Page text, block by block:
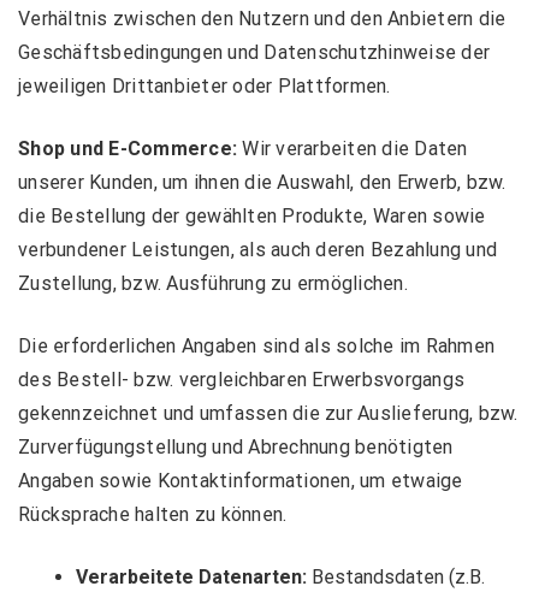
Verhältnis zwischen den Nutzern und den Anbietern die
Geschäftsbedingungen und Datenschutzhinweise der
jeweiligen Drittanbieter oder Plattformen.
Shop und E-Commerce:Wir verarbeiten die Daten
unserer Kunden, um ihnen die Auswahl, den Erwerb, bzw.
die Bestellung der gewählten Produkte, Waren sowie
verbundener Leistungen, als auch deren Bezahlung und
Zustellung, bzw. Ausführung zu ermöglichen.
Die erforderlichen Angaben sind als solche im Rahmen
des Bestell- bzw. vergleichbaren Erwerbsvorgangs
gekennzeichnet und umfassen die zur Auslieferung, bzw.
Zurverfügungstellung und Abrechnung benötigten
Angaben sowie Kontaktinformationen, um etwaige
Rücksprache halten zu können.
Verarbeitete Datenarten: Bestandsdaten (z.B.